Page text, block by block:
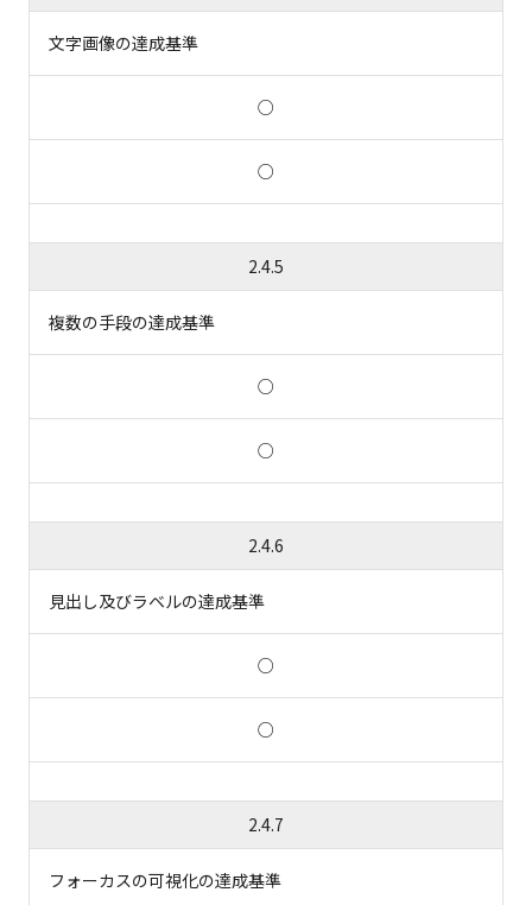
文字画像の達成基準
○
○
2.4.5
複数の手段の達成基準
○
○
2.4.6
見出し及びラベルの達成基準
○
○
2.4.7
フォーカスの可視化の達成基準